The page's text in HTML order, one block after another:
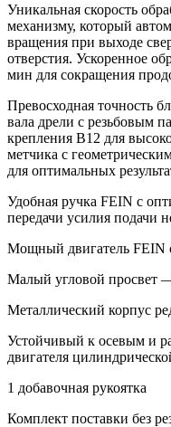
Уникальная скорость
механизму, который
вращения при выходе
отверстия. Ускоренное
мин для сокращения
Превосходная точность
вала дрели с резьбовым
крепления B12 для
метчика с
для оптимальных
Удобная ручка FEIN с
передачи усилия подачи
Мощный двигатель FEIN
Малый угловой просвет
Металлический корпус
Устойчивый к осевым и
двигателя
1 добавочная рукоятка
Комплект поставки без